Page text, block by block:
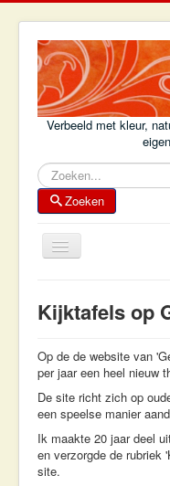
Verbeeld met kleur,
Zoeken
Zoeken
Schakelen
Achtergrond
Kijktafelboek
Kijktafel-voorbeelden
Workshops &
Contact
Kijktafels op
Op de de website van
per jaar een heel nieuw
De site richt zich op
een speelse manier
Ik maakte 20 jaar deel
en verzorgde de rubriek
site.